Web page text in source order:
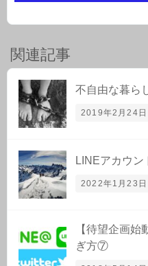
関連記事
不自由な暮ら
2019年2月24日
LINEアカウン
2022年1月23日
【待望企画
ぎ方⑦